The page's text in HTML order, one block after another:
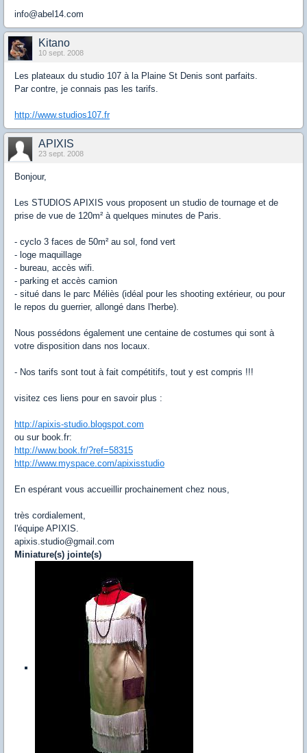
info@abel14.com
Kitano
10 sept. 2008
Les plateaux du studio 107 à la Plaine St Denis sont parfaits.
Par contre, je connais pas les tarifs.
http://www.studios107.fr
APIXIS
23 sept. 2008
Bonjour,
Les STUDIOS APIXIS vous proposent un studio de tournage et de
prise de vue de 120m² à quelques minutes de Paris.
- cyclo 3 faces de 50m² au sol, fond vert
- loge maquillage
- bureau, accès wifi.
- parking et accès camion
- situé dans le parc Méliès (idéal pour les shooting extérieur, ou pour
le repos du guerrier, allongé dans l'herbe).
Nous possédons également une centaine de costumes qui sont à
votre disposition dans nos locaux.
- Nos tarifs sont tout à fait compétitifs, tout y est compris !!!
visitez ces liens pour en savoir plus :
http://apixis-studio.blogspot.com
ou sur book.fr:
http://www.book.fr/?ref=58315
http://www.myspace.com/apixisstudio
En espérant vous accueillir prochainement chez nous,
très cordialement,
l'équipe APIXIS.
apixis.studio@gmail.com
Miniature(s) jointe(s)